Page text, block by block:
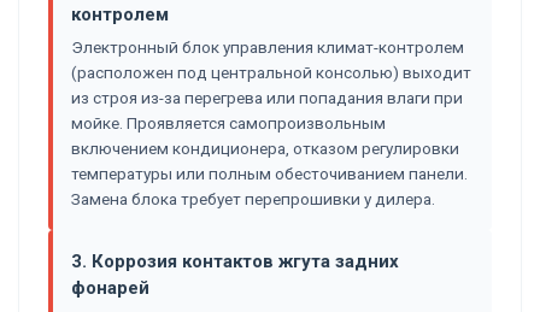
контролем
Электронный блок управления климат-контролем
(расположен под центральной консолью) выходит
из строя из-за перегрева или попадания влаги при
мойке. Проявляется самопроизвольным
включением кондиционера, отказом регулировки
температуры или полным обесточиванием панели.
Замена блока требует перепрошивки у дилера.
3. Коррозия контактов жгута задних
фонарей